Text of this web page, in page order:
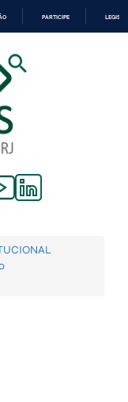
PARTICIPE